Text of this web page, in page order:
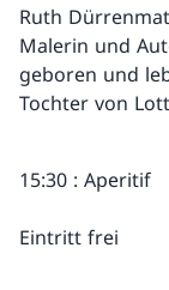
Ruth
Malerin und
geboren und
Tochter von
15:30 : Aperitif
Eintritt frei